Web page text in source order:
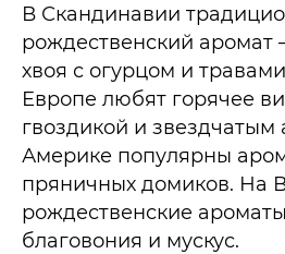
В Скандинавии
рождественский аромат
хвоя с огурцом и
Европе любят горячее
гвоздикой и звездчатым
Америке популярны
пряничных домиков. На
рождественские
благовония и мускус.